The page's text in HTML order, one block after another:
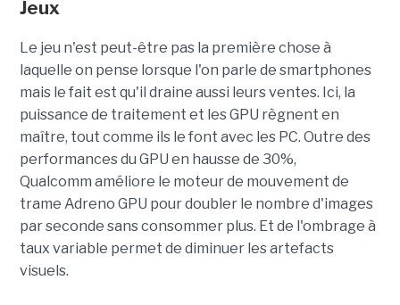
Jeux
Le jeu n'est peut-être pas la première chose à
laquelle on pense lorsque l'on parle de smartphones
mais le fait est qu'il draine aussi leurs ventes. Ici, la
puissance de traitement et les GPU règnent en
maître, tout comme ils le font avec les PC. Outre des
performances du GPU en hausse de 30%,
Qualcomm améliore le moteur de mouvement de
trame Adreno GPU pour doubler le nombre d'images
par seconde sans consommer plus. Et de l'ombrage à
taux variable permet de diminuer les artefacts
visuels.